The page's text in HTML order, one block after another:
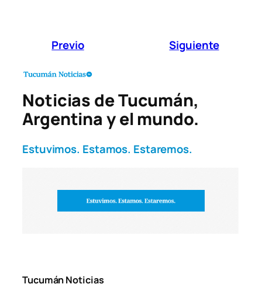
Previo Siguiente
Noticias de Tucumán,
Argentina y el mundo.
Estuvimos. Estamos. Estaremos.
Tucumán Noticias